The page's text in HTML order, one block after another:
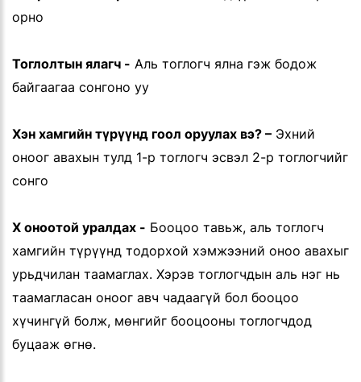
орно
Тоглолтын ялагч - Аль тоглогч ялна гэж бодож
байгаагаа сонгоно уу
Хэн хамгийн түрүүнд гоол оруулах вэ? – Эхний
оноог авахын тулд 1-р тоглогч эсвэл 2-р тоглогчийг
сонго
X оноотой уралдах - Бооцоо тавьж, аль тоглогч
хамгийн түрүүнд тодорхой хэмжээний оноо авахыг
урьдчилан таамаглах. Хэрэв тоглогчдын аль нэг нь
таамагласан оноог авч чадаагүй бол бооцоо
хүчингүй болж, мөнгийг бооцооны тоглогчдод
буцааж өгнө.